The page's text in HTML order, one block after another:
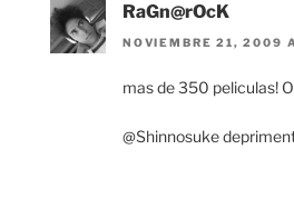
RaGn@rOcK
NOVIEMBRE 21, 2009
mas de 350 peliculas!
@Shinnosuke